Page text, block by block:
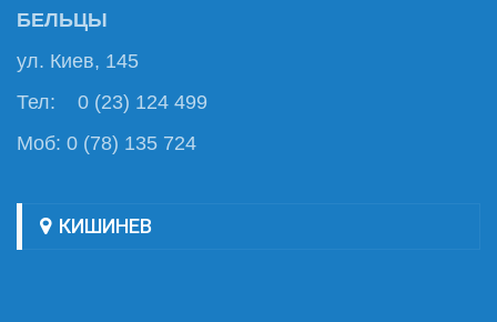
БЕЛЬЦЫ
ул. Киев, 145
Тел: 0 (23) 124 499
Моб: 0 (78) 135 724
КИШИНЕВ